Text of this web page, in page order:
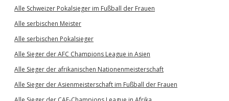
Alle Schweizer Pokalsieger im Fußball der Frauen
Alle serbischen Meister
Alle serbischen Pokalsieger
Alle Sieger der AFC Champions League in Asien
Alle Sieger der afrikanischen Nationenmeisterschaft
Alle Sieger der Asienmeisterschaft im Fußball der Frauen